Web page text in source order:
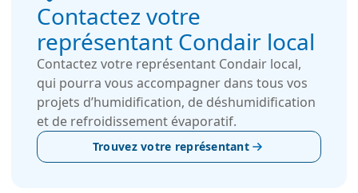
Contactez votre
représentant Condair local
Contactez votre représentant Condair local,
qui pourra vous accompagner dans tous vos
projets d’humidification, de déshumidification
et de refroidissement évaporatif.
Trouvez votre représentant